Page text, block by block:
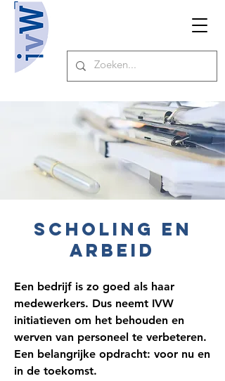
SCHOLING EN
ARBEID
Een bedrijf is zo goed als haar
medewerkers. Dus neemt IVW
initiatieven om het behouden en
werven van personeel te verbeteren.
Een belangrijke opdracht: voor nu en
in de toekomst.